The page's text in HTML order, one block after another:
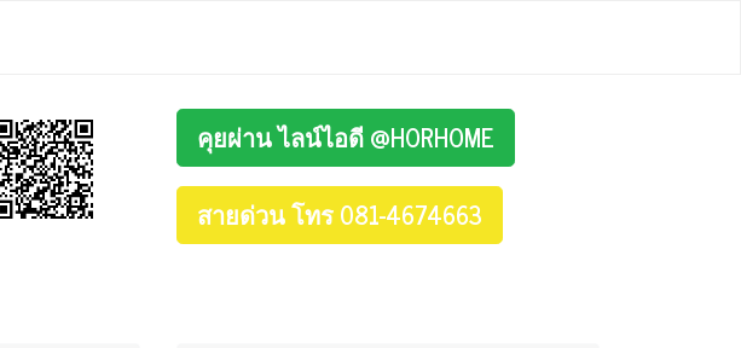
คุยผ่าน ไลน์ไอดี @HORHOME
สายด่วน โทร 081-4674663